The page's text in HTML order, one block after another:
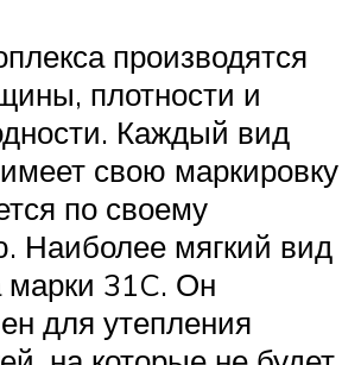
производятся
плотности и
Каждый вид
свою маркировку
по своему
Наиболее мягкий вид
марки 31C. Он
для утепления